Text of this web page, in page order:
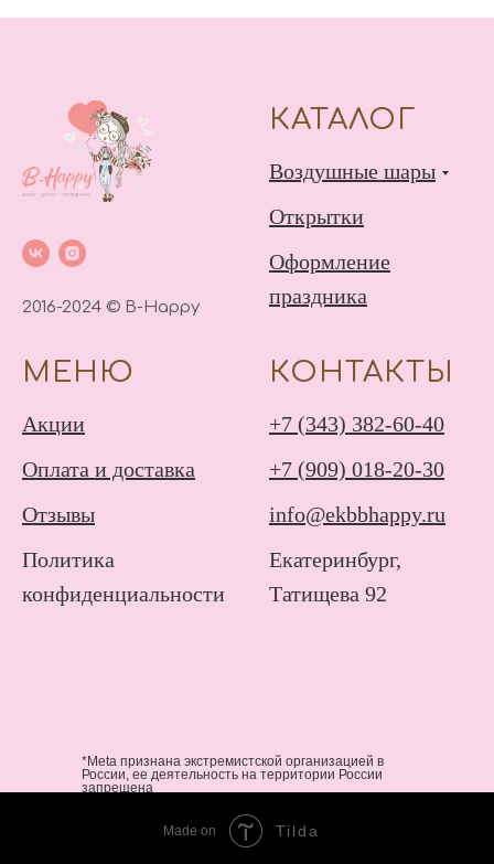
2016-2024 © B-Happy
КАТАЛОГ
Воздушные шары
Открытки
Оформление
праздника
МЕНЮ
Акции
Оплата и доставка
Отзывы
Политика
конфиденциальности
КОНТАКТЫ
+7 (343) 382-60-40
+7 (909) 018-20-30
info@ekbbhappy.ru
Екатеринбург,
Татищева 92
*Meta признана экстремистской организацией в
России, ее деятельность на территории России
запрещена
Made on Tilda